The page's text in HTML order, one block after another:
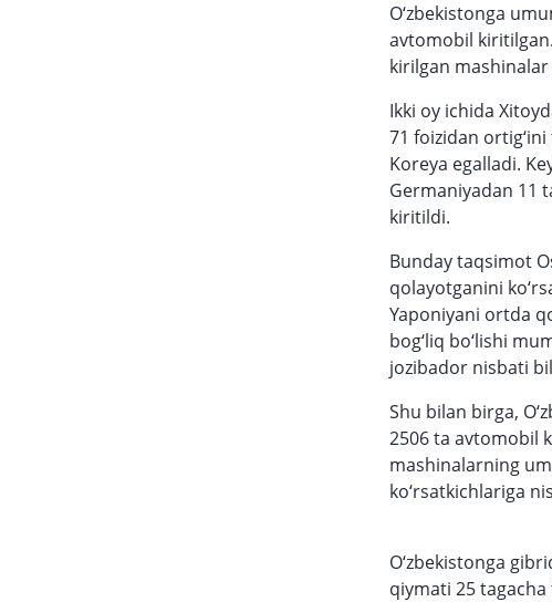
O‘zbekistonga
avtomobil
kirilgan
Ikki oy ichida
71 foizidan
Koreya egalladi.
Germaniyadan 11
kiritildi.
Bunday taqsimot
qolayotganini
Yaponiyani ortda
bog‘liq bo‘lishi
jozibador nisbati
Shu bilan birga,
2506 ta avtomobil
mashinalarning
ko‘rsatkichlariga
O‘zbekistonga
qiymati 25